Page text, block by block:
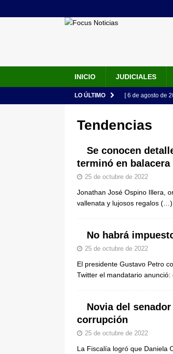
INICIO JUDICIALES
LO ÚLTIMO [ 6 de agosto de
[ 6 de agosto de
una
[ 6 de agosto de
Espriella:
ÚLTIMO
[ 6 de agosto de
De La Espriella
Tendencias
Se conocen
terminó en balacera
25 de octubre de 2022
Jonathan José Ospino Illera,
vallenata y lujosos regalos (…)
No habrá
25 de octubre de 2022
El presidente Gustavo Petro
Twitter el mandatario anunció:
Novia del
corrupción
25 de octubre de 2022
La Fiscalía logró que Daniela